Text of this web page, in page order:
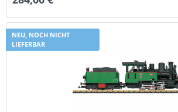
NEU, NOCH NICHT
LIEFERBAR